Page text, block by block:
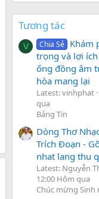
Tương tác
V Chia Sẻ Khám
trọng và lợi
ống đồng âm
hòa mang lại
Latest: vinhphat
qua
Bảng Tin
Dòng Thơ
Trích Đoạn -
nhat lang thu
Latest: Nguyễn
12:00 Hôm qua
Chúc mừng Sinh